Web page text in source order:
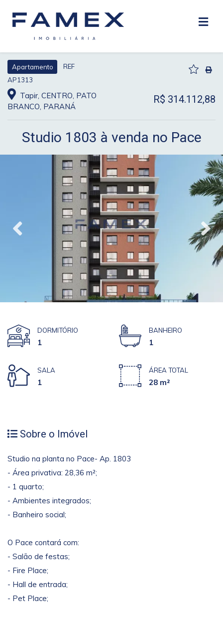
Apartamento
REF
AP1313
Tapir, CENTRO, PATO
BRANCO, PARANÁ
R$ 314.112,88
Studio 1803 à venda no Pace
DORMITÓRIO
1
BANHEIRO
1
SALA
1
ÁREA TOTAL
28 m²
Sobre o Imóvel
Studio na planta no Pace- Ap. 1803
- Área privativa: 28,36 m²;
- 1 quarto;
- Ambientes integrados;
- Banheiro social;
O Pace contará com:
- Salão de festas;
- Fire Place;
- Hall de entrada;
- Pet Place;